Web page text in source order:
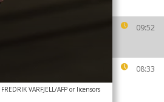
09:52
08:33
FREDRIK VARFJELL/AFP or licensors